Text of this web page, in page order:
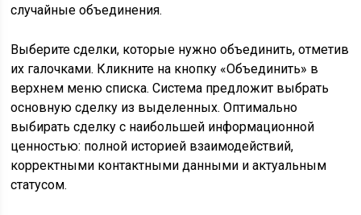
случайные объединения.
Выберите сделки, которые нужно объединить, отметив
их галочками. Кликните на кнопку «Объединить» в
верхнем меню списка. Система предложит выбрать
основную сделку из выделенных. Оптимально
выбирать сделку с наибольшей информационной
ценностью: полной историей взаимодействий,
корректными контактными данными и актуальным
статусом.